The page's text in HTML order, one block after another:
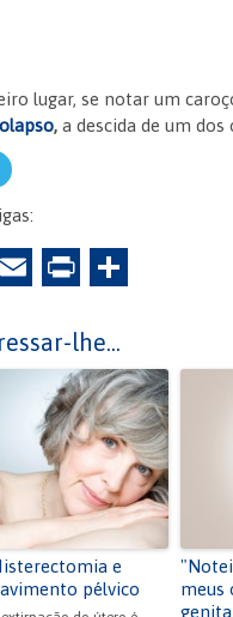
lugar, se notar um
,a descida de um
W
E
ai
l
Pr
tF
ri
e
n
dl
y
h
ar
lhe...
e
pélvico
meus